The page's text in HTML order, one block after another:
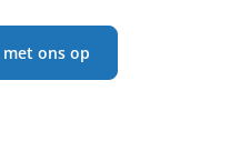
ons op